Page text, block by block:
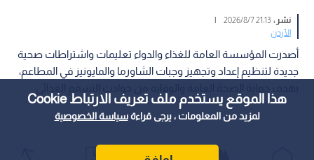
هذا الموقع يستخدم ملف تعريف الارتباط Cookie
لمزيد من المعلومات ، يرجى قراءةسياسة الخصوصية
نشر :21:13 2026/8/7
|
الأردن
أصدرت المؤسسة العامة للغذاء والدواء تعليمات واشتراطات صحية
جديدة لتنظيم إعداد وتجهيز وجبات الشاورما والمايونيز في المطاعم،